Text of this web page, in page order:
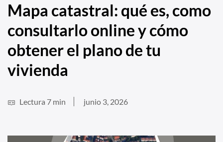
Mapa catastral: qué es, como
consultarlo online y cómo
obtener el plano de tu
vivienda
Lectura 7 min junio 3, 2026